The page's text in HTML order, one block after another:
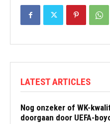
LATEST ARTICLES
Nog onzeker of WK-
doorgaan door UEFA-